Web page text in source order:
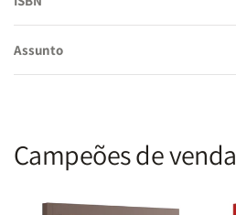
Recurso Especial:
Assunto
Campeões de venda